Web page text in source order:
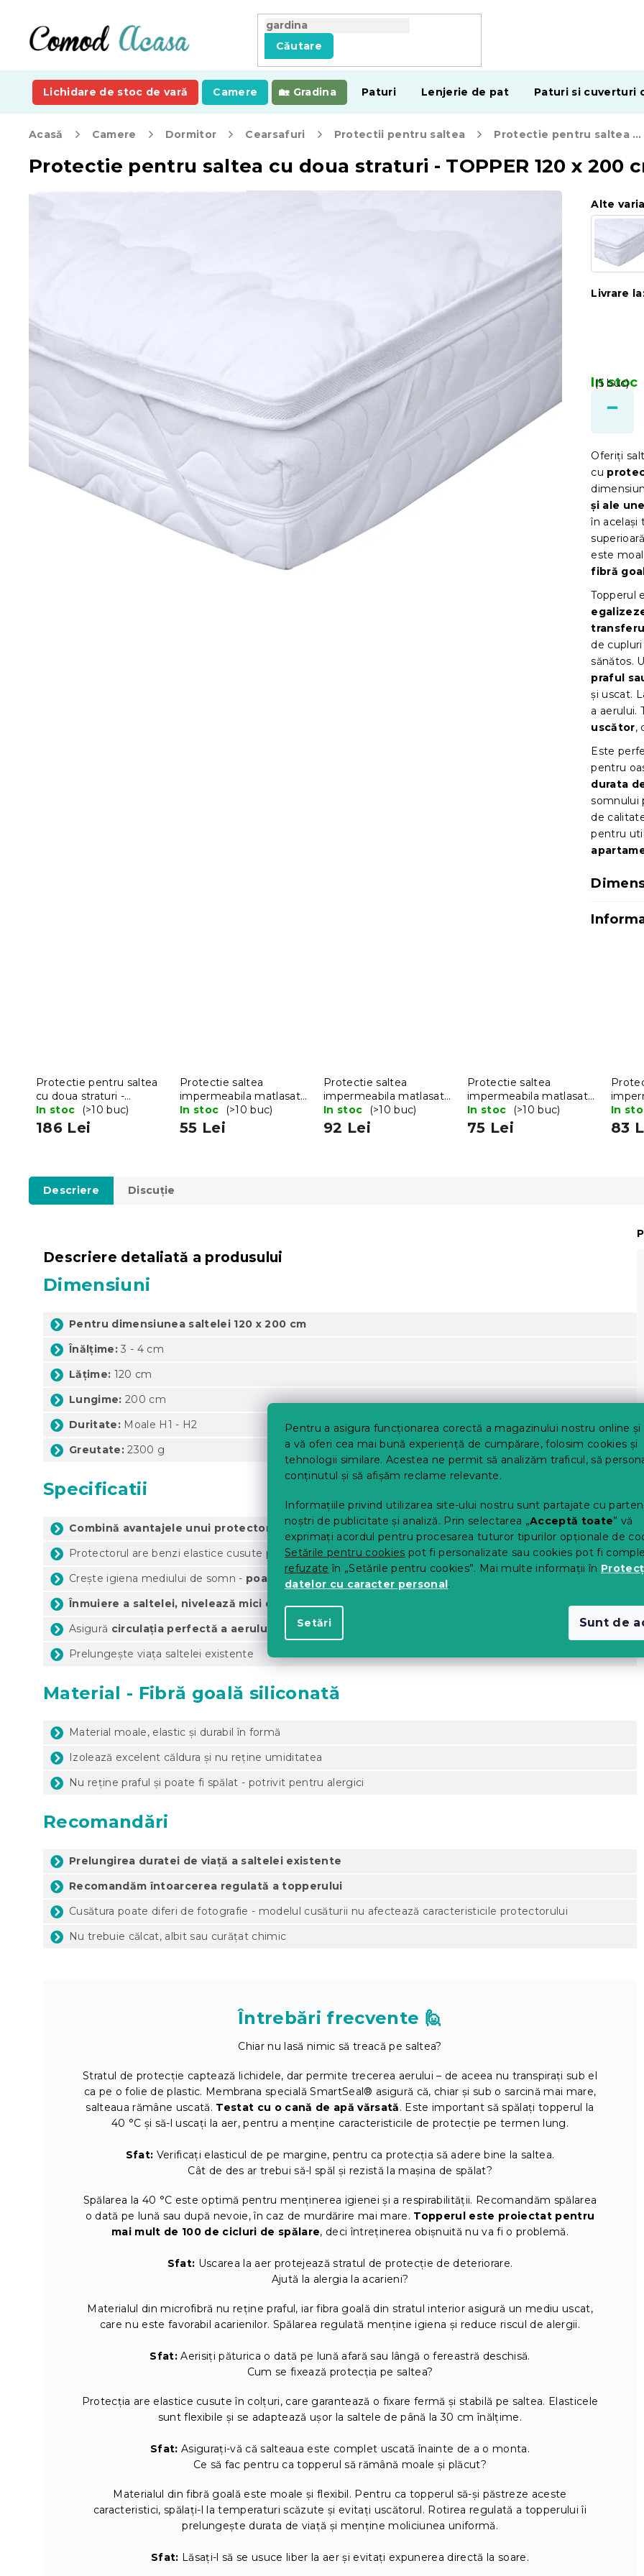
Pentru a asigura funcționarea corectă a magazinului nostru online
a vă oferi cea mai bună experiență de cumpărare, folosim cookies și
tehnologii similare. Acestea ne permit să analizăm traficul, să
conținutul și să afișăm reclame relevante.
Informațiile privind utilizarea site-ului nostru sunt partajate cu
noștri de publicitate și analiză. Prin selectarea „Acceptă toate” vă
exprimați acordul pentru procesarea tuturor tipurilor opționale de
Setările pentru cookies pot fi personalizate sau cookies pot fi
refuzate în „Setările pentru cookies”. Mai multe informații în
datelor cu caracter personal.
Setări Sunt de
conținut
Căutare
Lichidare de stoc de vară Camere Gradina Paturi Lenjerie de pat Paturi si cuverturi
Acasă Camere Dormitor Cearsafuri Protectii pentru saltea Protectie pentru saltea cu doua straturi - TOPPER 120 x 200 cm
Protectie pentru saltea cu doua straturi - TOPPER 120 x 200
In stoc
(5 buc)
Alte
Livrare
Oferiți
cu
și ale
în
este
fibră
Topperul
de
sănătos.
praful
și uscat.
a aerului.
uscător,
Este
pentru
durata
somnului
de
pentru
Protectie pentru saltea
cu doua straturi -
TOPPER 180 x 200 cm
In stoc (>10 buc)
186 Lei
Protectie saltea
impermeabila matlasata
90 x 200 cm
In stoc (>10 buc)
55 Lei
Protectie saltea
impermeabila matlasata
180 x 200 cm
In stoc (>10 buc)
92 Lei
Protectie saltea
impermeabila matlasata
140 x 200 cm
In stoc (>10 buc)
75 Lei
160 x
In
83
Descriere Discuţie
Descriere detaliată a produsului
Dimensiuni
Pentru dimensiunea saltelei 120 x 200 cm
Înălțime: 3 - 4 cm
Lățime: 120 cm
Lungime: 200 cm
Duritate: Moale H1 - H2
Greutate: 2300 g
Specificatii
Combină avantajele unui protector și ale unei saltele superioare- topper
Protectorul are benzi elastice cusute pentru o fixare ușoară pe saltea
Crește igiena mediului de somn - poate fi spălat la 40 °C și uscat în uscător
Înmuiere a saltelei, nivelează mici denivelări și crește confortul
Asigură circulația perfectă a aerului
și un mediu uscat
Prelungește viața saltelei existente
Material - Fibră goală siliconată
Material moale, elastic și durabil în formă
Izolează excelent căldura și nu reține umiditatea
Nu reține praful și poate fi spălat - potrivit pentru alergici
Recomandări
Prelungirea duratei de viață a saltelei existente
Recomandăm întoarcerea regulată a topperului
Cusătura poate diferi de fotografie - modelul cusăturii nu afectează caracteristicile protectorului
Nu trebuie călcat, albit sau curățat chimic
Întrebări frecvente 🙋
Chiar nu lasă nimic să treacă pe saltea?
Stratul de protecție captează lichidele, dar permite trecerea aerului – de aceea nu transpirați sub el
ca pe o folie de plastic. Membrana specială SmartSeal® asigură că, chiar și sub o sarcină mai mare,
salteaua rămâne uscată. Testat cu o cană de apă vărsată. Este important să spălați topperul la
40 °C și să-l uscați la aer, pentru a menține caracteristicile de protecție pe termen lung.
Sfat: Verificați elasticul de pe margine, pentru ca protecția să adere bine la saltea.
Cât de des ar trebui să-l spăl și rezistă la mașina de spălat?
Spălarea la 40 °C este optimă pentru menținerea igienei și a respirabilității. Recomandăm spălarea
o dată pe lună sau după nevoie, în caz de murdărire mai mare. Topperul este proiectat pentru
mai mult de 100 de cicluri de spălare, deci întreținerea obișnuită nu va fi o problemă.
Sfat: Uscarea la aer protejează stratul de protecție de deteriorare.
Ajută la alergia la acarieni?
Materialul din microfibră nu reține praful, iar fibra goală din stratul interior asigură un mediu uscat,
care nu este favorabil acarienilor. Spălarea regulată menține igiena și reduce riscul de alergii.
Sfat: Aerisiți păturica o dată pe lună afară sau lângă o fereastră deschisă.
Cum se fixează protecția pe saltea?
Protecția are elastice cusute în colțuri, care garantează o fixare fermă și stabilă pe saltea. Elasticele
sunt flexibile și se adaptează ușor la saltele de până la 30 cm înălțime.
Sfat: Asigurați-vă că salteaua este complet uscată înainte de a o monta.
Ce să fac pentru ca topperul să rămână moale și plăcut?
Materialul din fibră goală este moale și flexibil. Pentru ca topperul să-și păstreze aceste
caracteristici, spălați-l la temperaturi scăzute și evitați uscătorul. Rotirea regulată a topperului îi
prelungește durata de viață și menține moliciunea uniformă.
Sfat: Lăsați-l să se usuce liber la aer și evitați expunerea directă la soare.